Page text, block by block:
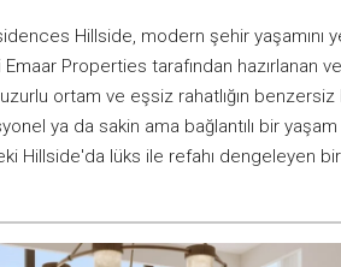
Hillside, modern şehir yaşamını
Properties tarafından hazırlanan
ortam ve eşsiz rahatlığın benzersiz
ya da sakin ama bağlantılı bir
Hillside'da lüks ile refahı dengeleyen